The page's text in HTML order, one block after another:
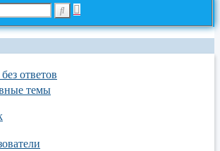
Расширенный
ответов
темы